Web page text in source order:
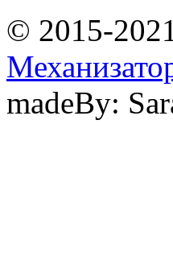
© 2015-
madeBy: